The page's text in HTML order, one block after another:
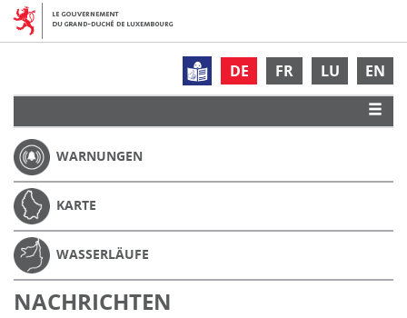
DE FR LU EN
WARNUNGEN
KARTE
WASSERLÄUFE
NACHRICHTEN